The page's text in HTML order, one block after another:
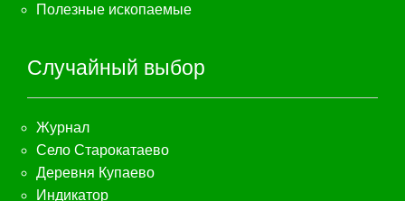
Полезные ископаемые
Случайный выбор
Журнал
Село Старокатаево
Деревня Купаево
Индикатор